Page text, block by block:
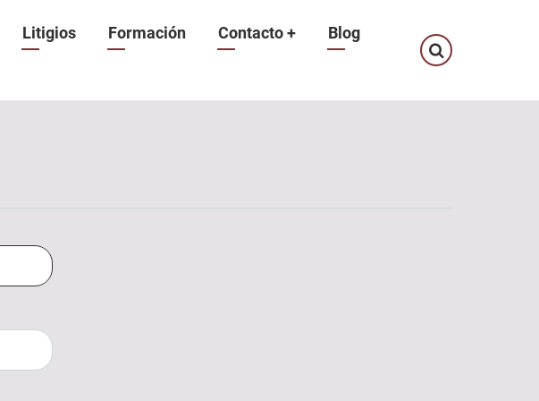
Litigios Formación Contacto+
Blog